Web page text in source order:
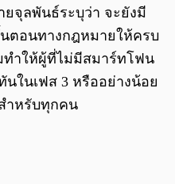
จุลพันธ์ระบุว่า จะยังมี
ตอนทางกฎหมายให้ครบ
ำให้ผู้ที่ไม่มีสมาร์ทโฟน
นในเฟส 3 หรืออย่างน้อย
ำหรับทุกคน